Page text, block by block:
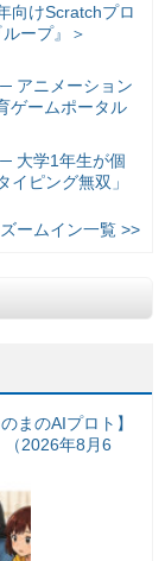
向けScratchプロ
ープ』＞
アニメーション
ゲームポータル
大学1年生が個
イピング無双」
ズームイン一覧 >>
まのAIプロト】
2026年8月6